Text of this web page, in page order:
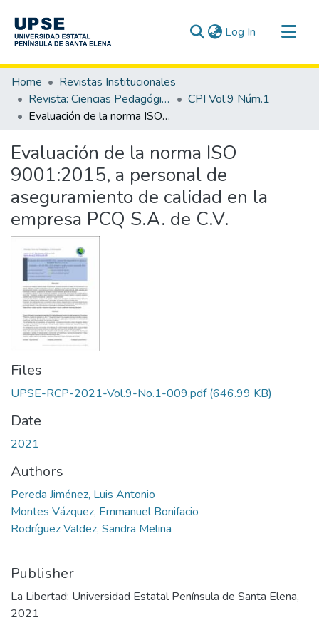
Log In (current)
Communities & Collections
All of DSpace
Statistics
Home
Revistas Institucionales
Revista: Ciencias Pedagógicas e Innovación - CPI
CPI Vol.9 Núm.1
Evaluación de la norma ISO 9001:2015, a personal de aseguramiento de calidad en la empresa PCQ S.A. de C.V.
Evaluación de la norma ISO
9001:2015, a personal de
aseguramiento de calidad en la
empresa PCQ S.A. de C.V.
Files
UPSE-RCP-2021-Vol.9-No.1-009.pdf(646.99 KB)
Date
2021
Authors
Pereda Jiménez, Luis Antonio
Montes Vázquez, Emmanuel Bonifacio
Rodríguez Valdez, Sandra Melina
Publisher
La Libertad: Universidad Estatal Península de Santa Elena,
2021